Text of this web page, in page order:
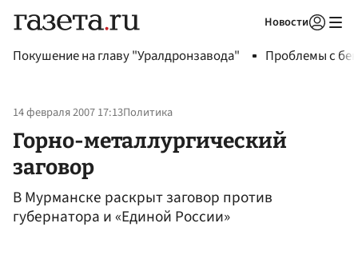
Новости
Покушение на главу "Уралдронзавода" Проблемы с
14 февраля 2007 17:13Политика
Горно-металлургический
заговор
В Мурманске раскрыт заговор против
губернатора и «Единой России»